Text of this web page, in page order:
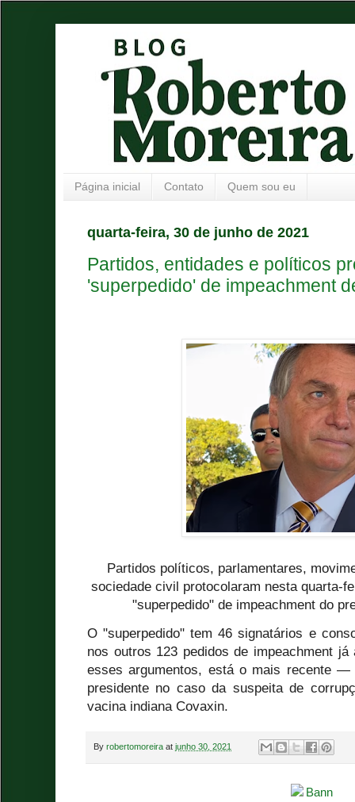
Página inicial Contato Quem sou eu
quarta-feira, 30 de junho de 2021
Partidos, entidades e políticos
'superpedido' de impeachment
Partidos políticos, parlamentares,
sociedade civil protocolaram nesta quarta-
"superpedido" de impeachment do
O "superpedido" tem 46 signatários e
nos outros 123 pedidos de impeachment
esses argumentos, está o mais recente —
presidente no caso da suspeita de
vacina indiana Covaxin.
By robertomoreira at junho 30, 2021